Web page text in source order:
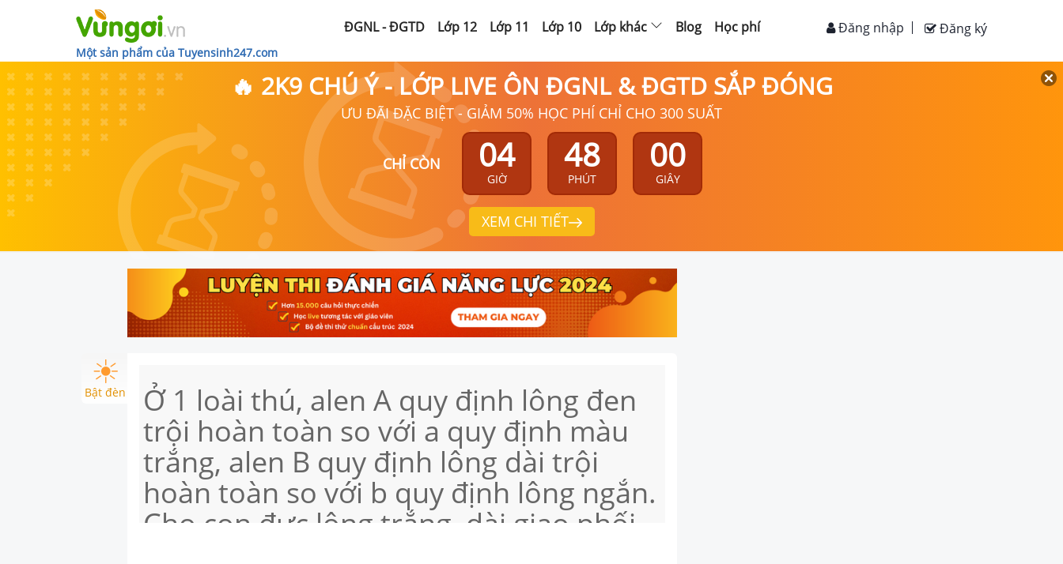
Một sản phẩm của Tuyensinh247.com
ĐGNL - ĐGTD Lớp 12 Lớp 11 Lớp 10 Lớp khác Blog Học phí Đăng ký
Đăng nhập
🔥 2K9 CHÚ Ý - LỚP LIVE ÔN ĐGNL & ĐGTD SẮP ĐÓNG
ƯU ĐÃI ĐẶC BIỆT - GIẢM 50% HỌC PHÍ CHỈ CHO 300 SUẤT
CHỈ CÒN 04
GIỜ
47
PHÚT
59
GIÂY
XEM CHI TIẾT
Bật đèn Ở 1 loài thú, alen A quy định lông đen
trội hoàn toàn so với a quy định màu
trắng, alen B quy định lông dài trội
hoàn toàn so với b quy định lông ngắn.
Cho con đực lông trắng, dài giao phối